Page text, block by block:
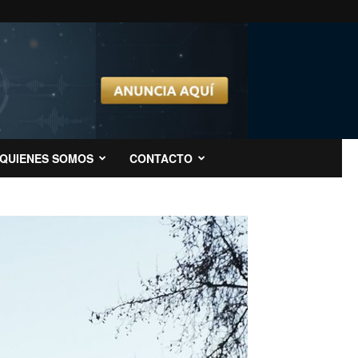
QUIENES SOMOS CONTACTO